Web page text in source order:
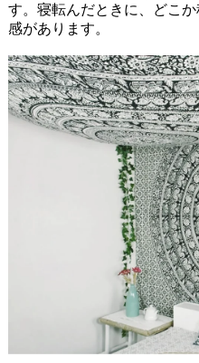
す。寝転んだときに、どこ
感があります。